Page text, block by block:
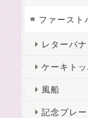
ファースト
レターバナ
ケーキトッ
風船
記念プレ